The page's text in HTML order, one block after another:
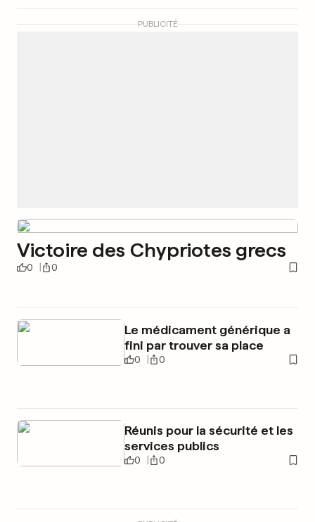
PUBLICITÉ
Victoire des Chypriotes grecs
0 0
Le médicament générique a
fini par trouver sa place
0 0
Réunis pour la sécurité et les
services publics
0 0